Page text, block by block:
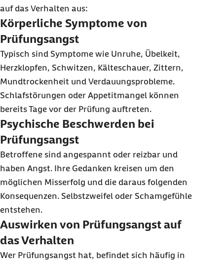
auf das Verhalten aus:
Körperliche Symptome von
Prüfungsangst
Typisch sind Symptome wie Unruhe, Übelkeit,
Herzklopfen, Schwitzen, Kälteschauer, Zittern,
Mundtrockenheit und Verdauungsprobleme.
Schlafstörungen oder Appetitmangel können
bereits Tage vor der Prüfung auftreten.
Psychische Beschwerden bei
Prüfungsangst
Betroffene sind angespannt oder reizbar und
haben Angst. Ihre Gedanken kreisen um den
möglichen Misserfolg und die daraus folgenden
Konsequenzen. Selbstzweifel oder Schamgefühle
entstehen.
Auswirken von Prüfungsangst auf
das Verhalten
Wer Prüfungsangst hat, befindet sich häufig in